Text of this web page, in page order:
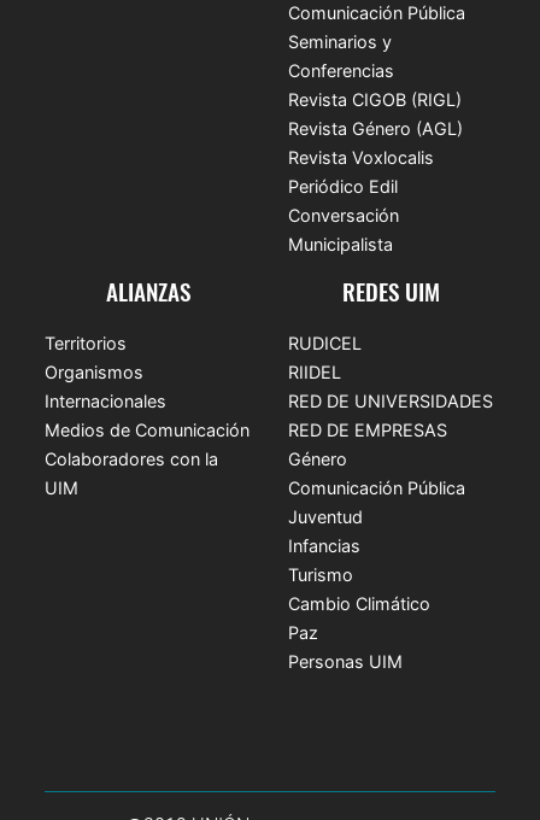
Comunicación Pública
Seminarios y
Conferencias
Revista CIGOB (RIGL)
Revista Género (AGL)
Revista Voxlocalis
Periódico Edil
Conversación
Municipalista
ALIANZAS
Territorios
Organismos
Internacionales
Medios de Comunicación
Colaboradores con la
UIM
REDES UIM
RUDICEL
RIIDEL
RED DE UNIVERSIDADES
RED DE EMPRESAS
Género
Comunicación Pública
Juventud
Infancias
Turismo
Cambio Climático
Paz
Personas UIM